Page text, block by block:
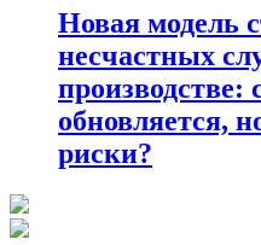
Новая модель
несчастных
производстве:
обновляется,
риски?